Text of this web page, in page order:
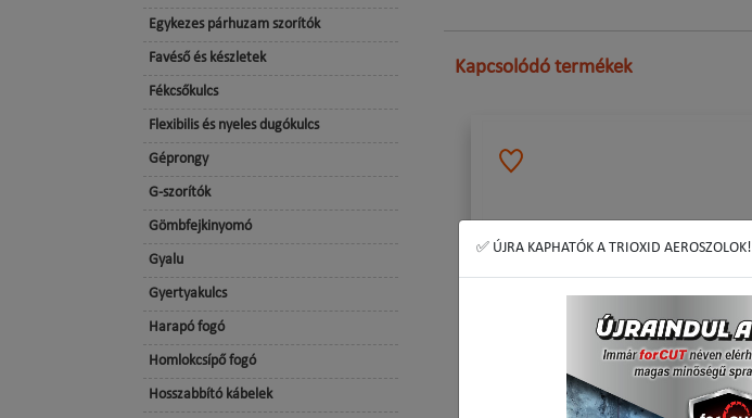
Egykezes párhuzam szorítók
Favéső és készletek
Fékcsőkulcs
Flexibilis és nyeles dugókulcs
Géprongy
G-szorítók
Gömbfejkinyomó
Gyalu
Gyertyakulcs
Harapó fogó
Homlokcsípő fogó
Hosszabbító kábelek
Kapcsolódó termékek
✅ ÚJRA KAPHATÓK A TRIOXID AEROSZOLOK!